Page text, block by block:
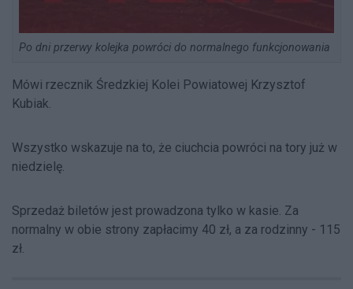
Po dni przerwy kolejka powróci do normalnego funkcjonowania
Mówi rzecznik Średzkiej Kolei Powiatowej Krzysztof
Kubiak.
Wszystko wskazuje na to, że ciuchcia powróci na tory już w
niedzielę.
Sprzedaż biletów jest prowadzona tylko w kasie. Za
normalny w obie strony zapłacimy 40 zł, a za rodzinny - 115
zł.